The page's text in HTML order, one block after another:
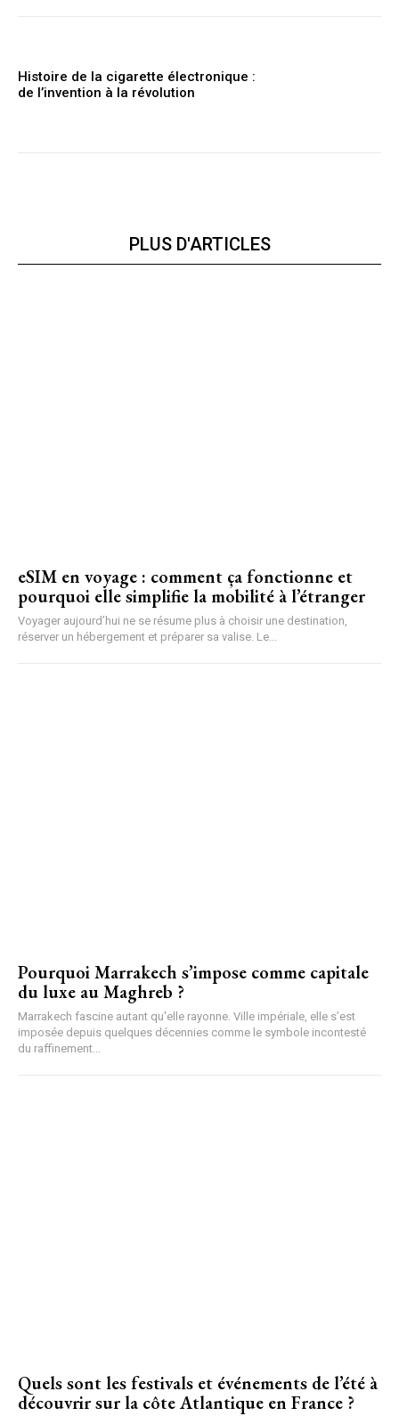
Histoire de la cigarette électronique :
de l’invention à la révolution
PLUS D'ARTICLES
eSIM en voyage : comment ça fonctionne et
pourquoi elle simplifie la mobilité à l’étranger
Voyager aujourd’hui ne se résume plus à choisir une destination,
réserver un hébergement et préparer sa valise. Le...
Pourquoi Marrakech s’impose comme capitale
du luxe au Maghreb ?
Marrakech fascine autant qu'elle rayonne. Ville impériale, elle s’est
imposée depuis quelques décennies comme le symbole incontesté
du raffinement...
Quels sont les festivals et événements de l’été à
découvrir sur la côte Atlantique en France ?